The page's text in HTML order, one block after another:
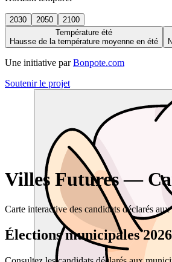
2030 2050
2100
Température été
Hausse de la température moyenne en été
Une initiative par Bonpote.com
Soutenir le projet
Villes Futures —
Carte interactive des candidats déclarés
Élections municipales 2026